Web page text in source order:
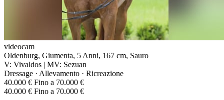
videocam
Oldenburg, Giumenta, 5 Anni, 167 cm, Sauro
V: Vivaldos | MV: Sezuan
Dressage · Allevamento · Ricreazione
40.000 € Fino a 70.000 €
40.000 € Fino a 70.000 €